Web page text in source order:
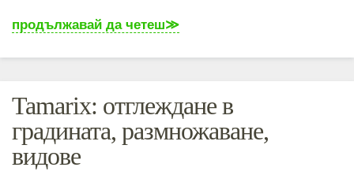
продължавай да четеш
Tamarix: отглеждане в
градината, размножаване,
видове